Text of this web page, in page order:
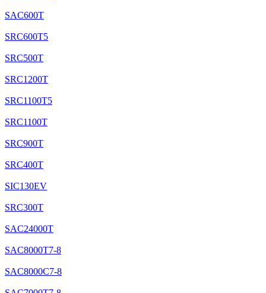
SAC600T
SRC600T5
SRC500T
SRC1200T
SRC1100T5
SRC1100T
SRC900T
SRC400T
SIC130EV
SRC300T
SAC24000T
SAC8000T7-8
SAC8000C7-8